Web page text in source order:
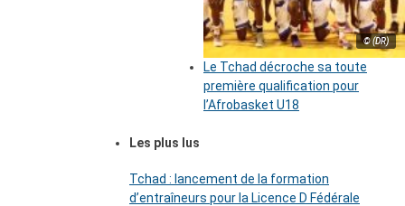
© (DR)
Le Tchad décroche sa toute
première qualification pour
l’Afrobasket U18
Les plus lus
Tchad : lancement de la formation
d’entraîneurs pour la Licence D Fédérale